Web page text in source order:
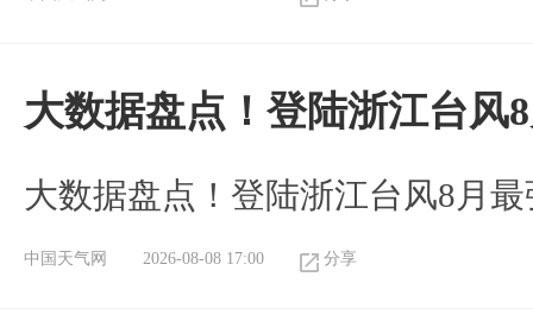
大数据盘点！登陆浙江台风
大数据盘点！登陆浙江台风8月
中国天气网 2026-08-08 17:00 分享